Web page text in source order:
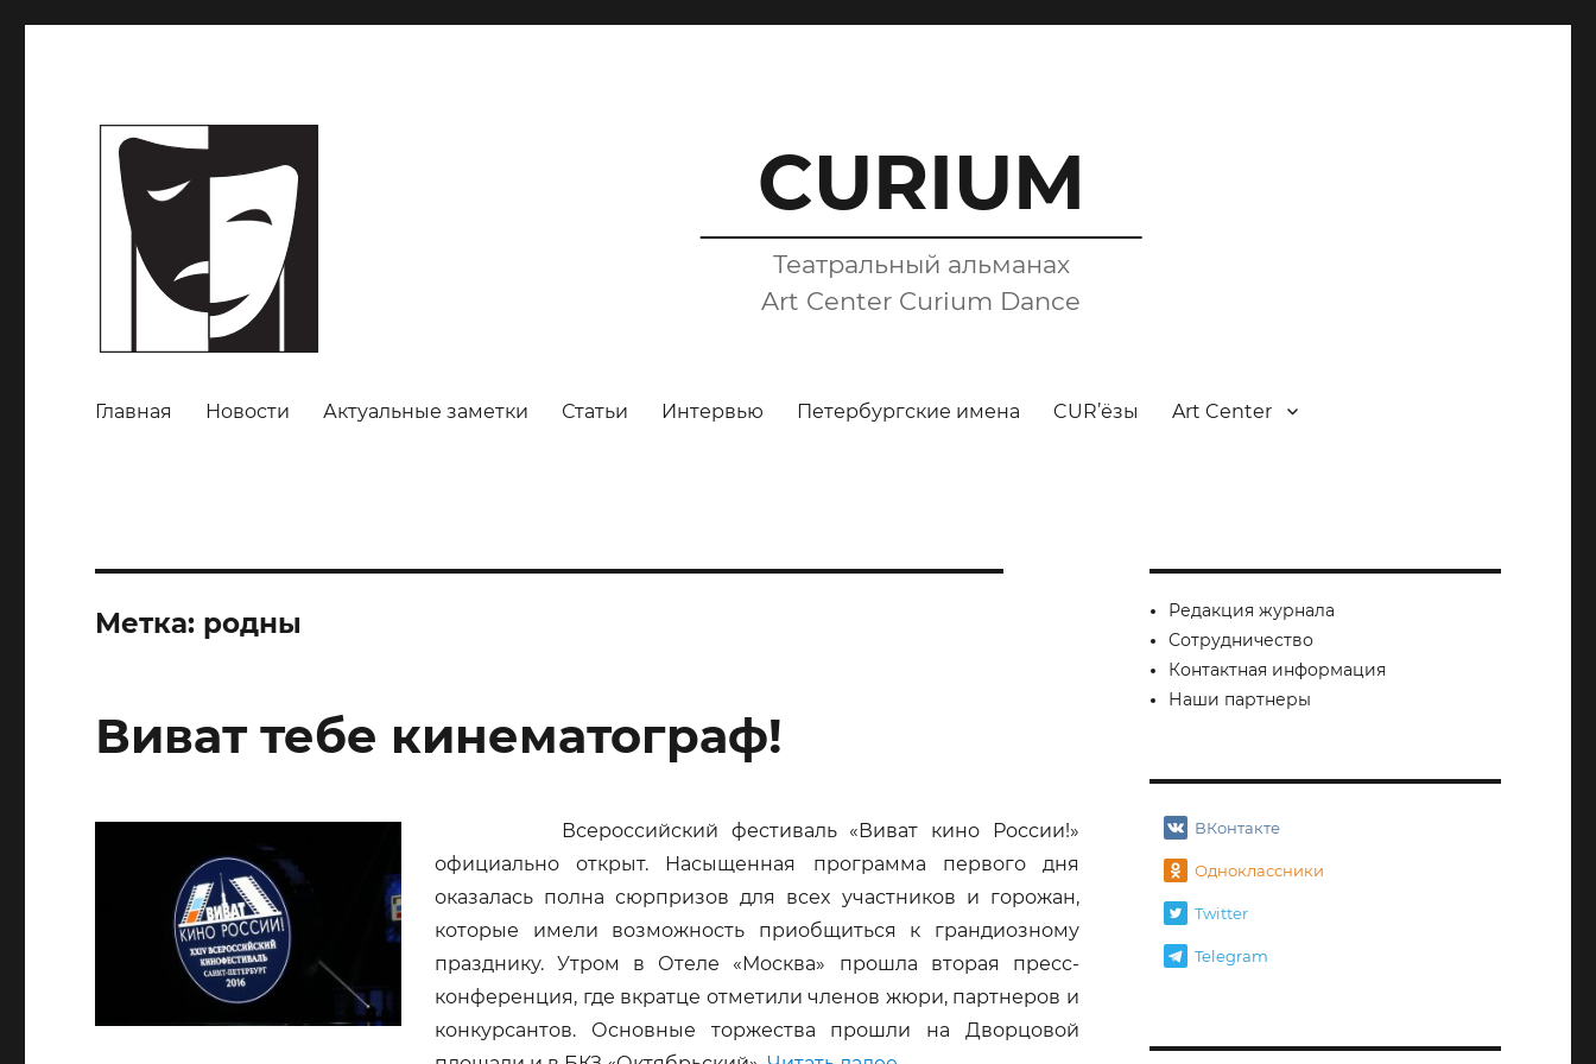
CURIUM
Театральный альманах
Art Center Curium Dance
Главная Новости Актуальные заметки Статьи Интервью Петербургские имена CUR’ёзы Art Center
Метка: родны
Виват тебе кинематограф!
Всероссийский фестиваль «Виват кино России!»
официально открыт. Насыщенная программа первого дня
оказалась полна сюрпризов для всех участников и горожан,
которые имели возможность приобщиться к грандиозному
празднику. Утром в Отеле «Москва» прошла вторая пресс-
конференция, где вкратце отметили членов жюри, партнеров и
конкурсантов. Основные торжества прошли на Дворцовой
Редакция журнала
Сотрудничество
Контактная информация
Наши партнеры
ВКонтакте
Одноклассники
Twitter
Telegram